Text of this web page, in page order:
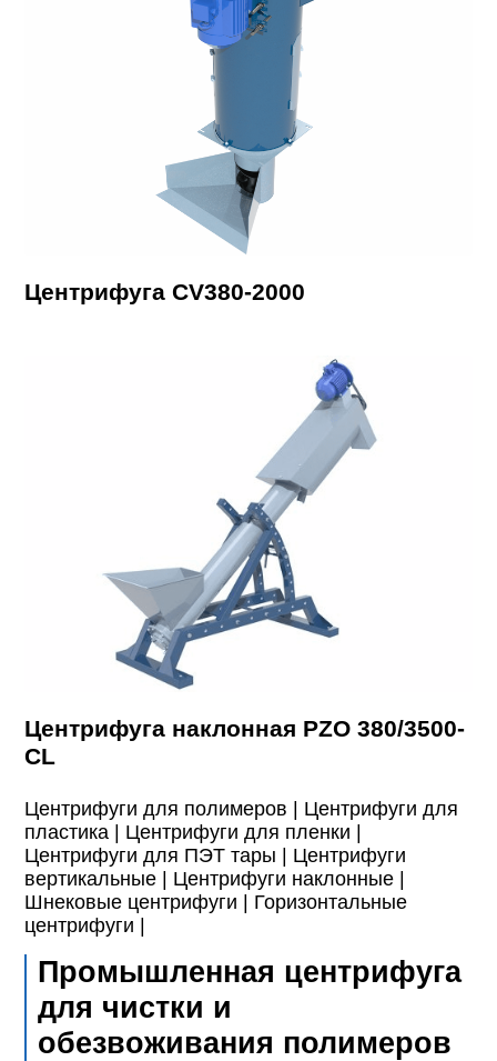
Центрифуга CV380-2000
Центрифуга наклонная PZO 380/3500-
CL
Центрифуги для полимеров | Центрифуги для
пластика | Центрифуги для пленки |
Центрифуги для ПЭТ тары | Центрифуги
вертикальные | Центрифуги наклонные |
Шнековые центрифуги | Горизонтальные
центрифуги |
Промышленная центрифуга
для чистки и
обезвоживания полимеров